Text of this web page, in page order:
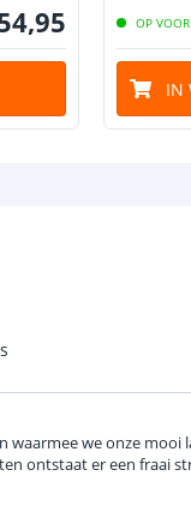
,95 OP
IN
waarmee we onze
ontstaat er een fraai